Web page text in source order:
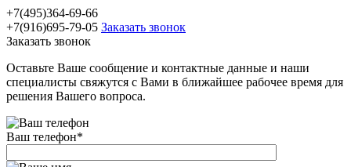
+7(495)364-69-66
+7(916)695-79-05 Заказать звонок
Заказать звонок
Оставьте Ваше сообщение и контактные данные и наши
специалисты свяжутся с Вами в ближайшее рабочее время для
решения Вашего вопроса.
Ваш телефон*